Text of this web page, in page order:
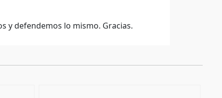
y defendemos lo mismo. Gracias.